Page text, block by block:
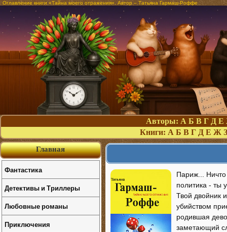
Оглавление книги «Тайна моего отражения». Автор – Татьяна Гармаш-Роффе
Авторы: А Б В Г Д Е
Книги: А Б В Г Д Е Ж З
Париж... Ничто
политика - ты
Твой двойник
убийством
родившая
заметающий
Главная
Фантастика
Детективы и Триллеры
Любовные романы
Приключения